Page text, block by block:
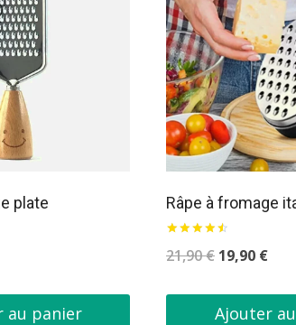
plate
au panier
Râpe à fromage
Note4.605
21,90€ Le
initial
19,90 €Le
Ajouter